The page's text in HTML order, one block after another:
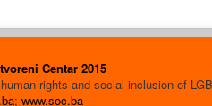
Centar 2015
rights and social inclusion of
; www.soc.ba